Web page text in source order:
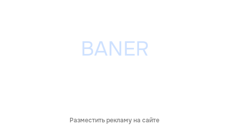
Разместить рекламу на сайте